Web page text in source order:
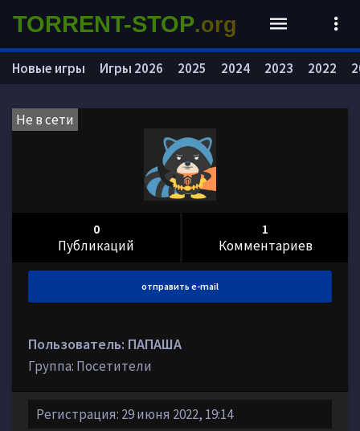
Не в сети
0
Публикаций
1
Комментариев
отправить e-mail
Пользователь: ПАПАША
Группа: Посетители
Регистрация: 29 июня 2022, 19:14
Новые игры Игры 2026 2025 2024 2023 2022
TORRENT-STOP.org